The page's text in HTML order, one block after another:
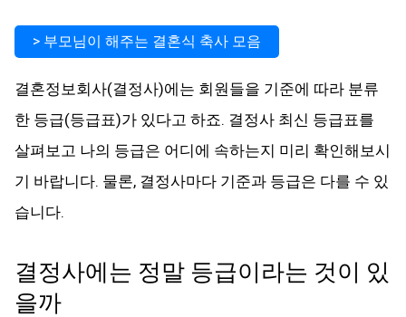
> 부모님이 해주는 결혼식 축사 모음
결혼정보회사(결정사)에는 회원들을 기준에 따라 분류
한 등급(등급표)가 있다고 하죠. 결정사 최신 등급표를
살펴보고 나의 등급은 어디에 속하는지 미리 확인해보시
기 바랍니다. 물론, 결정사마다 기준과 등급은 다를 수 있
습니다.
결정사에는 정말 등급이라는 것이 있
을까